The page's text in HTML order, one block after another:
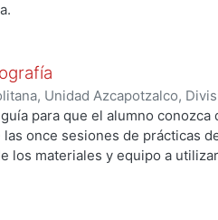
Unidad Azcapotzalco,
de Materiales,2002)Lions, Q.
para que el alumno conozca
once sesiones de prácticas
los materiales y equipo a